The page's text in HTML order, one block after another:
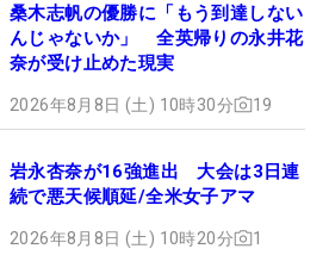
桑木志帆の優勝に「もう到達しない
んじゃないか」 全英帰りの永井花
奈が受け止めた現実
2026年8月8日 (土) 10時30分 19
岩永杏奈が16強進出 大会は3日連
続で悪天候順延/全米女子アマ
2026年8月8日 (土) 10時20分 1